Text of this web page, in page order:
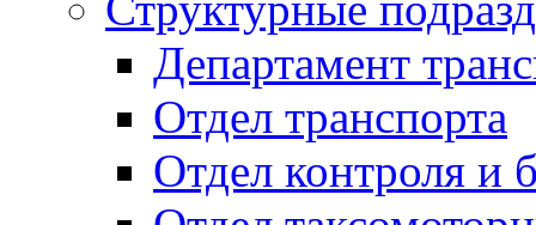
Департамент
Отдел транспорта
Отдел контроля и